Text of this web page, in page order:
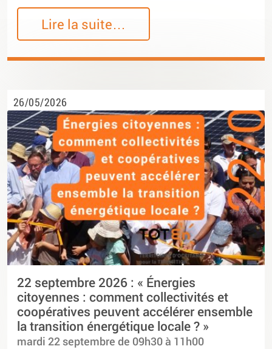
Lire la suite…
26/05/2026
22 septembre 2026 : « Énergies
citoyennes : comment collectivités et
coopératives peuvent accélérer ensemble
la transition énergétique locale ? »
mardi 22 septembre de 09h30 à 11h00